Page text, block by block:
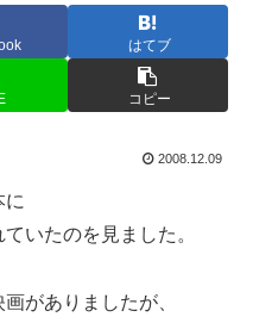
はてブ
コピー
2008.12.09
に
いたのを見ました。
がありましたが、